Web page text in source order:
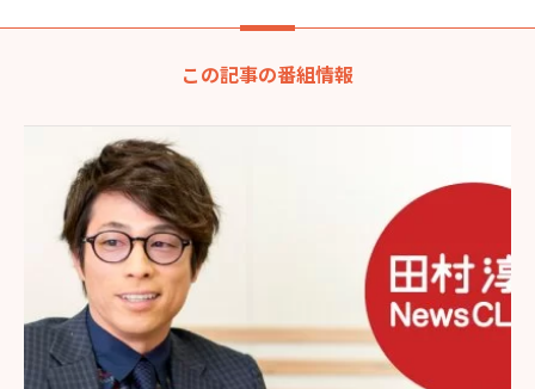
この記事の番組情報